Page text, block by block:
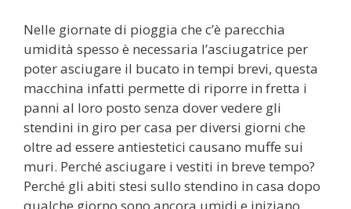
Nelle giornate di pioggia che c’è parecchia
umidità spesso è necessaria l’asciugatrice per
poter asciugare il bucato in tempi brevi, questa
macchina infatti permette di riporre in fretta i
panni al loro posto senza dover vedere gli
stendini in giro per casa per diversi giorni che
oltre ad essere antiestetici causano muffe sui
muri. Perché asciugare i vestiti in breve tempo?
Perché gli abiti stesi sullo stendino in casa dopo